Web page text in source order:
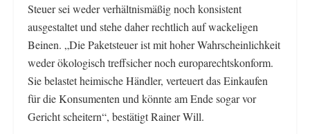
Steuer sei weder verhältnismäßig noch konsistent
ausgestaltet und stehe daher rechtlich auf wackeligen
Beinen. „Die Paketsteuer ist mit hoher Wahrscheinlichkeit
weder ökologisch treffsicher noch europarechtskonform.
Sie belastet heimische Händler, verteuert das Einkaufen
für die Konsumenten und könnte am Ende sogar vor
Gericht scheitern“, bestätigt Rainer Will.